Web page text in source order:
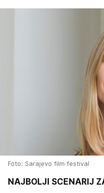
Foto: Sarajevo film festival
NAJBOLJI SCENARIJ